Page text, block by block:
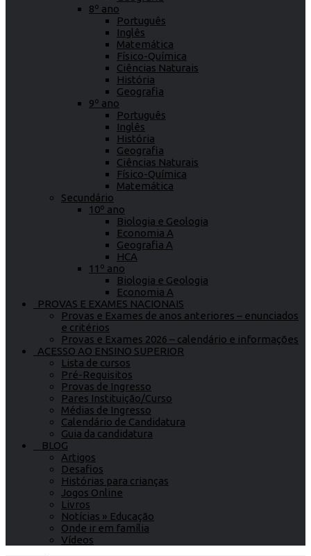
8º ano
Português
Inglês
Matemática
Físico-Química
Ciências Naturais
História
Geografia
9º ano
Português
Inglês
História
Geografia
Ciências Naturais
Físico-Química
Matemática
Secundário
10º ano
Biologia e Geologia
Economia A
Geografia A
HCA
11º ano
Biologia e Geologia
Economia A
PROVAS E EXAMES NACIONAIS
Provas e Exames de anos anteriores – enunciados
e critérios
Provas e Exames 2026 – calendário e informações
ACESSO AO ENSINO SUPERIOR
Lista de cursos
Pré-Requisitos
Provas de Ingresso
Pares Instituição/Curso
Médias de Ingresso
Calendário de Candidatura
Guia da candidatura
BLOG
Artigos
Desafios
Histórias para crianças
Jogos Online
Livros
Notícias » Educação
Onde ir em família
Vídeos